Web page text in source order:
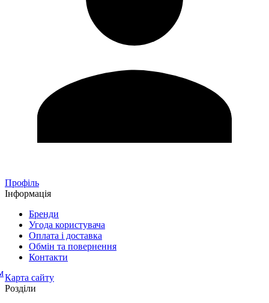
Профіль
Інформація
Бренди
Угода користувача
Оплата і доставка
Обмін та повернення
Контакти
Карта сайту
Розділи